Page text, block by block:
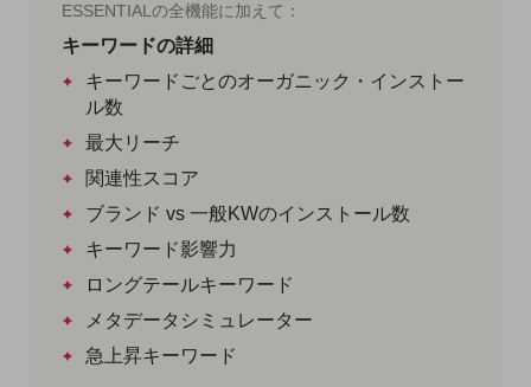
ESSENTIALの全機能に加えて：
キーワードの詳細
キーワードごとのオーガニック・インストー
ル数
最大リーチ
関連性スコア
ブランド vs 一般KWのインストール数
キーワード影響力
ロングテールキーワード
メタデータシミュレーター
急上昇キーワード